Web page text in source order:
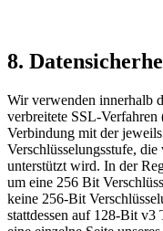
8.
Wir verwenden innerhalb
verbreitete SSL-
Verbindung mit der
Verschlüsselungsstufe,
unterstützt wird. In der
um eine 256 Bit
keine 256-Bit
stattdessen auf 128-Bit